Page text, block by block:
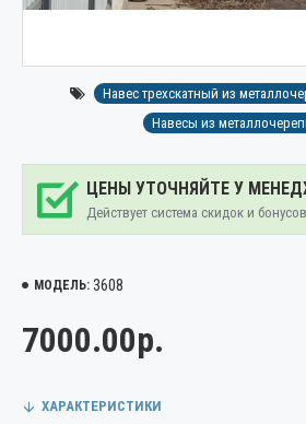
Навес трехскатный из
Навесы из
ЦЕНЫ УТОЧНЯЙТЕ У
Действует система скидок и бонусов
МОДЕЛЬ: 3608
7000.00р.
ХАРАКТЕРИСТИКИ